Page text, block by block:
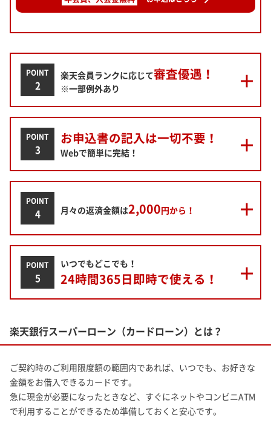
POINT
2
楽天会員ランクに応じて審査優遇！
※一部例外あり
POINT
3
お申込書の記入は一切不要！
Webで簡単に完結！
POINT
4 月々の返済金額は2,000円から！
POINT
5
いつでもどこでも！
24時間365日即時で使える！
楽天銀行スーパーローン（カードローン）とは？
ご契約時のご利用限度額の範囲内であれば、いつでも、お好きな
金額をお借入できるカードです。
急に現金が必要になったときなど、すぐにネットやコンビニATM
で利用することができるため準備しておくと安心です。